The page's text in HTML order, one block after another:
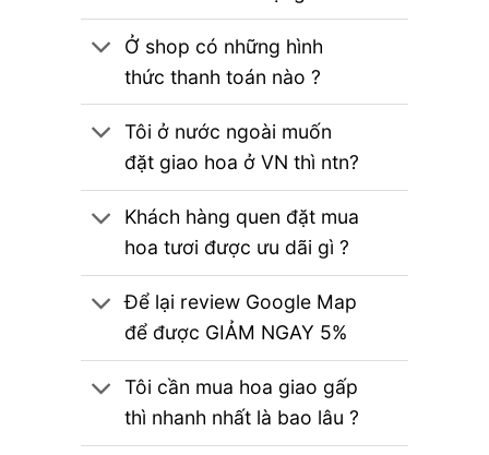
Ở shop có những hình
thức thanh toán nào ?
Tôi ở nước ngoài muốn
đặt giao hoa ở VN thì ntn?
Khách hàng quen đặt mua
hoa tươi được ưu dãi gì ?
Để lại review Google Map
để được GIẢM NGAY 5%
Tôi cần mua hoa giao gấp
thì nhanh nhất là bao lâu ?